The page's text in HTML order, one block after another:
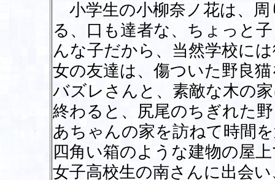
小学生の小柳奈ノ花は、
る、口も達者な、ちょっと
んな子だから、当然学校に
女の友達は、傷ついた野良
バズレさんと、素敵な木の
終わると、尻尾のちぎれた
あちゃんの家を訪ねて時間
四角い箱のような建物の屋
女子高校生の南さんに出会